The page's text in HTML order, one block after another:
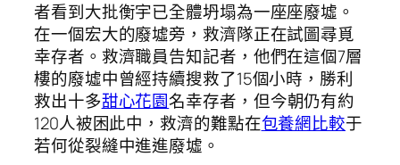
者看到大批衡宇已全體坍塌為一座座廢墟。
在一個宏大的廢墟旁，救濟隊正在試圖尋覓
幸存者。救濟職員告知記者，他們在這個7層
樓的廢墟中曾經持續搜救了15個小時，勝利
救出十多甜心花園名幸存者，但今朝仍有約
120人被困此中，救濟的難點在包養網比較于
若何從裂縫中進進廢墟。